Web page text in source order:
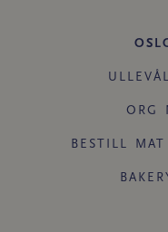
ORG
BESTILL